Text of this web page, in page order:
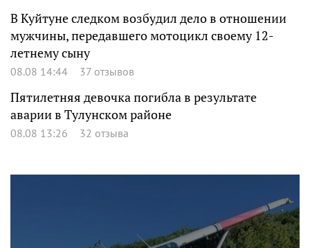
В Куйтуне следком возбудил дело в отношении
мужчины, передавшего мотоцикл своему 12-
летнему сыну
08.08 14:44 37 отзывов
Пятилетняя девочка погибла в результате
аварии в Тулунском районе
08.08 13:26 32 отзыва